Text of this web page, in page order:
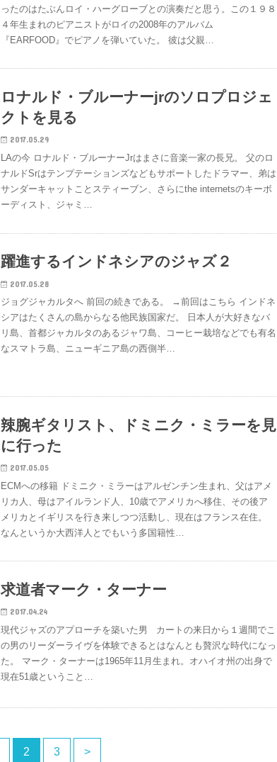
ったのはたぶんロイ・ハーグローブとの演奏だと思う。この１９８
４年生まれのピアニストがロイの2008年のアルバム
『EARFOOD』でピアノを弾いていた。 彼は父親…
ロナルド・ブルーナーjrのソロプロジェ
クトを見る
2017.05.29
LAの今 ロナルド・ブルーナーJrはまさに音楽一家の長兄。 父のロ
ナルドSrはテンプテーションズなどもサポートしたドラマー、弟は
サンダーキャットことスティーブン、さらにthe internetsのキーボ
ーディスト、ジャミ…
躍進するインドネシアのジャズ２
2017.05.28
ジョグジャカルタへ 前回の続きである。 →前回はこちら インドネ
シアはたくさんの島からなる他民族国家だ。 日本人が大好きなバ
リ島、首都ジャカルタのあるジャワ島、コーヒー栽培などでも有名
なスマトラ島、ニューギニア島の西側半…
辣腕ギタリスト、ドミニク・ミラーを見
に行った
2017.05.05
ECMへの移籍 ドミニク・ミラーはアルゼンチン生まれ、父はアメ
リカ人、母はアイルランド人、10歳でアメリカへ移住、その後ア
メリカとイギリスを行き来しつつ活動し、現在はフランス在住。
なんというか大西洋人とでもいう多国籍性…
求道者マーク・ターナー
2017.04.24
現代ジャズのアプローチを築いた男 カートの来日から１週間でこ
の男のリーダーライヴを体験できるとはなんとも贅沢な時代になっ
た。 マーク・ターナーは1965年11月生まれ。オハイオ州の出身で
現在51歳ということ…
2 3 >